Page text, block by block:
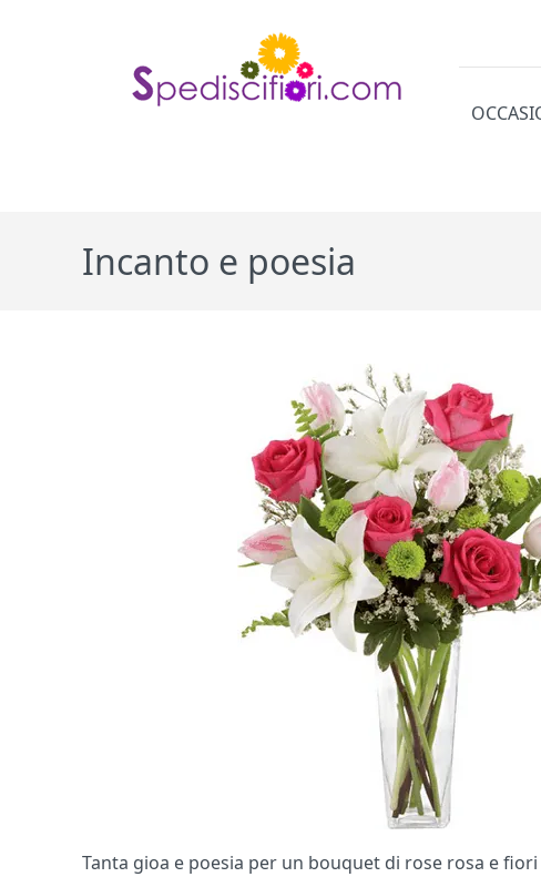
Incanto e poesia
Tanta gioa e poesia per un bouquet di rose rosa e